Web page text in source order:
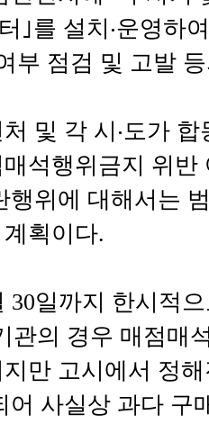
｣를 설치‧운영하
부 점검 및 고발
및 각 시‧도가
석행위금지 위반
행위에 대해서는
획이다.
30일까지 한시적
관의 경우 매점매
만 고시에서 정
어 사실상 과다 구